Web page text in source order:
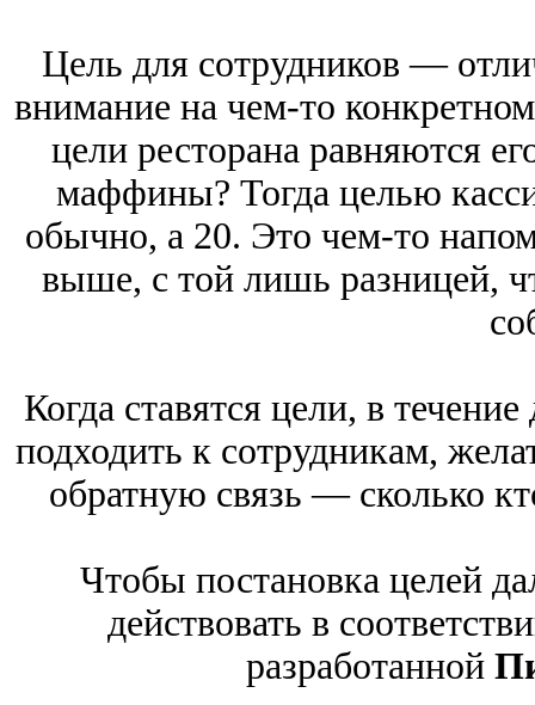
Цель для сотрудников —
внимание на чем-то
цели ресторана равняются
маффины? Тогда целью
обычно, а 20. Это чем-то
выше, с той лишь разницей,
Когда ставятся цели, в
подходить к сотрудникам,
обратную связь — сколько
Чтобы постановка целей
действовать в
разработанной